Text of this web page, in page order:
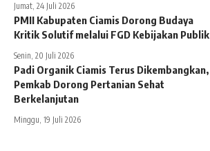
Jumat, 24 Juli 2026
PMII Kabupaten Ciamis Dorong Budaya
Kritik Solutif melalui FGD Kebijakan Publik
Senin, 20 Juli 2026
Padi Organik Ciamis Terus Dikembangkan,
Pemkab Dorong Pertanian Sehat
Berkelanjutan
Minggu, 19 Juli 2026